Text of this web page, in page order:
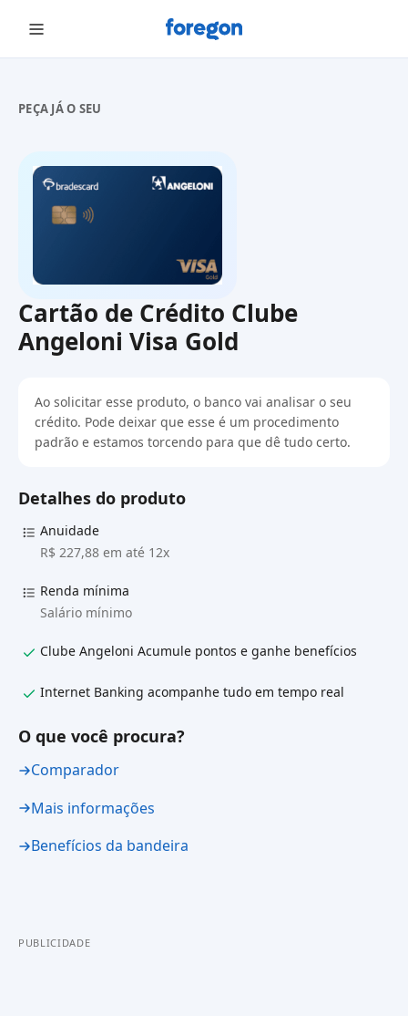
Foregon.com
PEÇA JÁ O SEU
Cartão de Crédito Clube
Angeloni Visa Gold
Ao solicitar esse produto, o banco vai analisar o seu
crédito. Pode deixar que esse é um procedimento
padrão e estamos torcendo para que dê tudo certo.
Detalhes do produto
Anuidade
R$ 227,88 em até 12x
Renda mínima
Salário mínimo
Clube Angeloni Acumule pontos e ganhe benefícios
Internet Banking acompanhe tudo em tempo real
O que você procura?
Comparador
Mais informações
Benefícios da bandeira
PUBLICIDADE